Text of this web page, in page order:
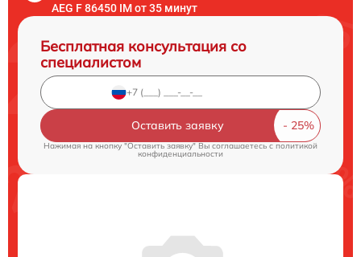
AEG F 86450 IM от 35 минут
Бесплатная консультация со
специалистом
Оставить заявку
Нажимая на кнопку "Оставить заявку" Вы соглашаетесь cполитикой
конфиденциальности